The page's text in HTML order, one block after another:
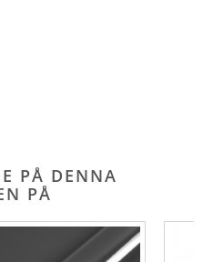
PÅ DENNA
PÅ